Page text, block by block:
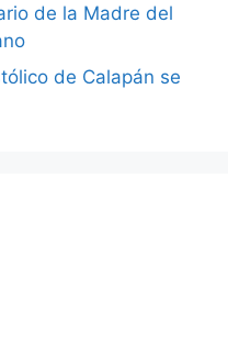
de la Madre del
de Calapán se